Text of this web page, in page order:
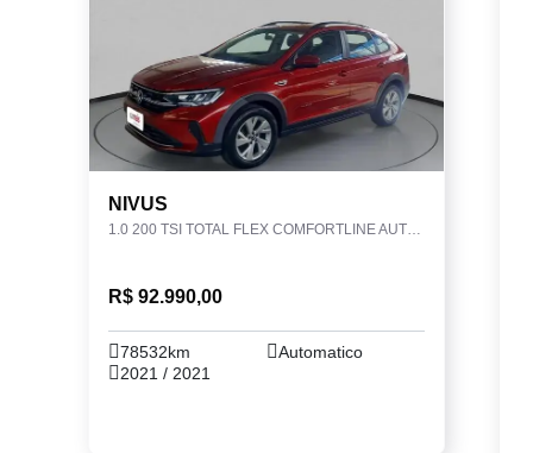
NIVUS
1.0 200 TSI TOTAL FLEX COMFORTLINE AUTOMÁTICO
R$ 92.990,00
78532km
Automatico
2021 / 2021